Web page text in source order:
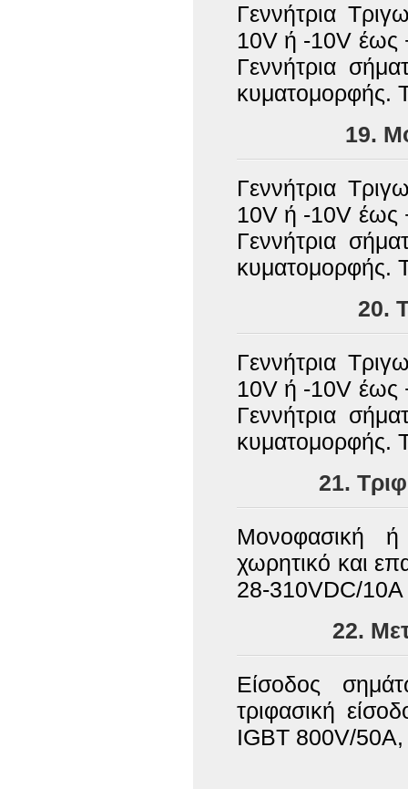
Γεννήτρια
10V ή -10V έως
Γεννήτρια
κυματομορφής.
19.
Γεννήτρια
10V ή -10V έως
Γεννήτρια
κυματομορφής.
20.
Γεννήτρια
10V ή -10V έως
Γεννήτρια
κυματομορφής.
21.
Μονοφασική ή
χωρητικό και
28-310VDC/
22.
Είσοδος
τριφασική
IGBT 800V/50Α,